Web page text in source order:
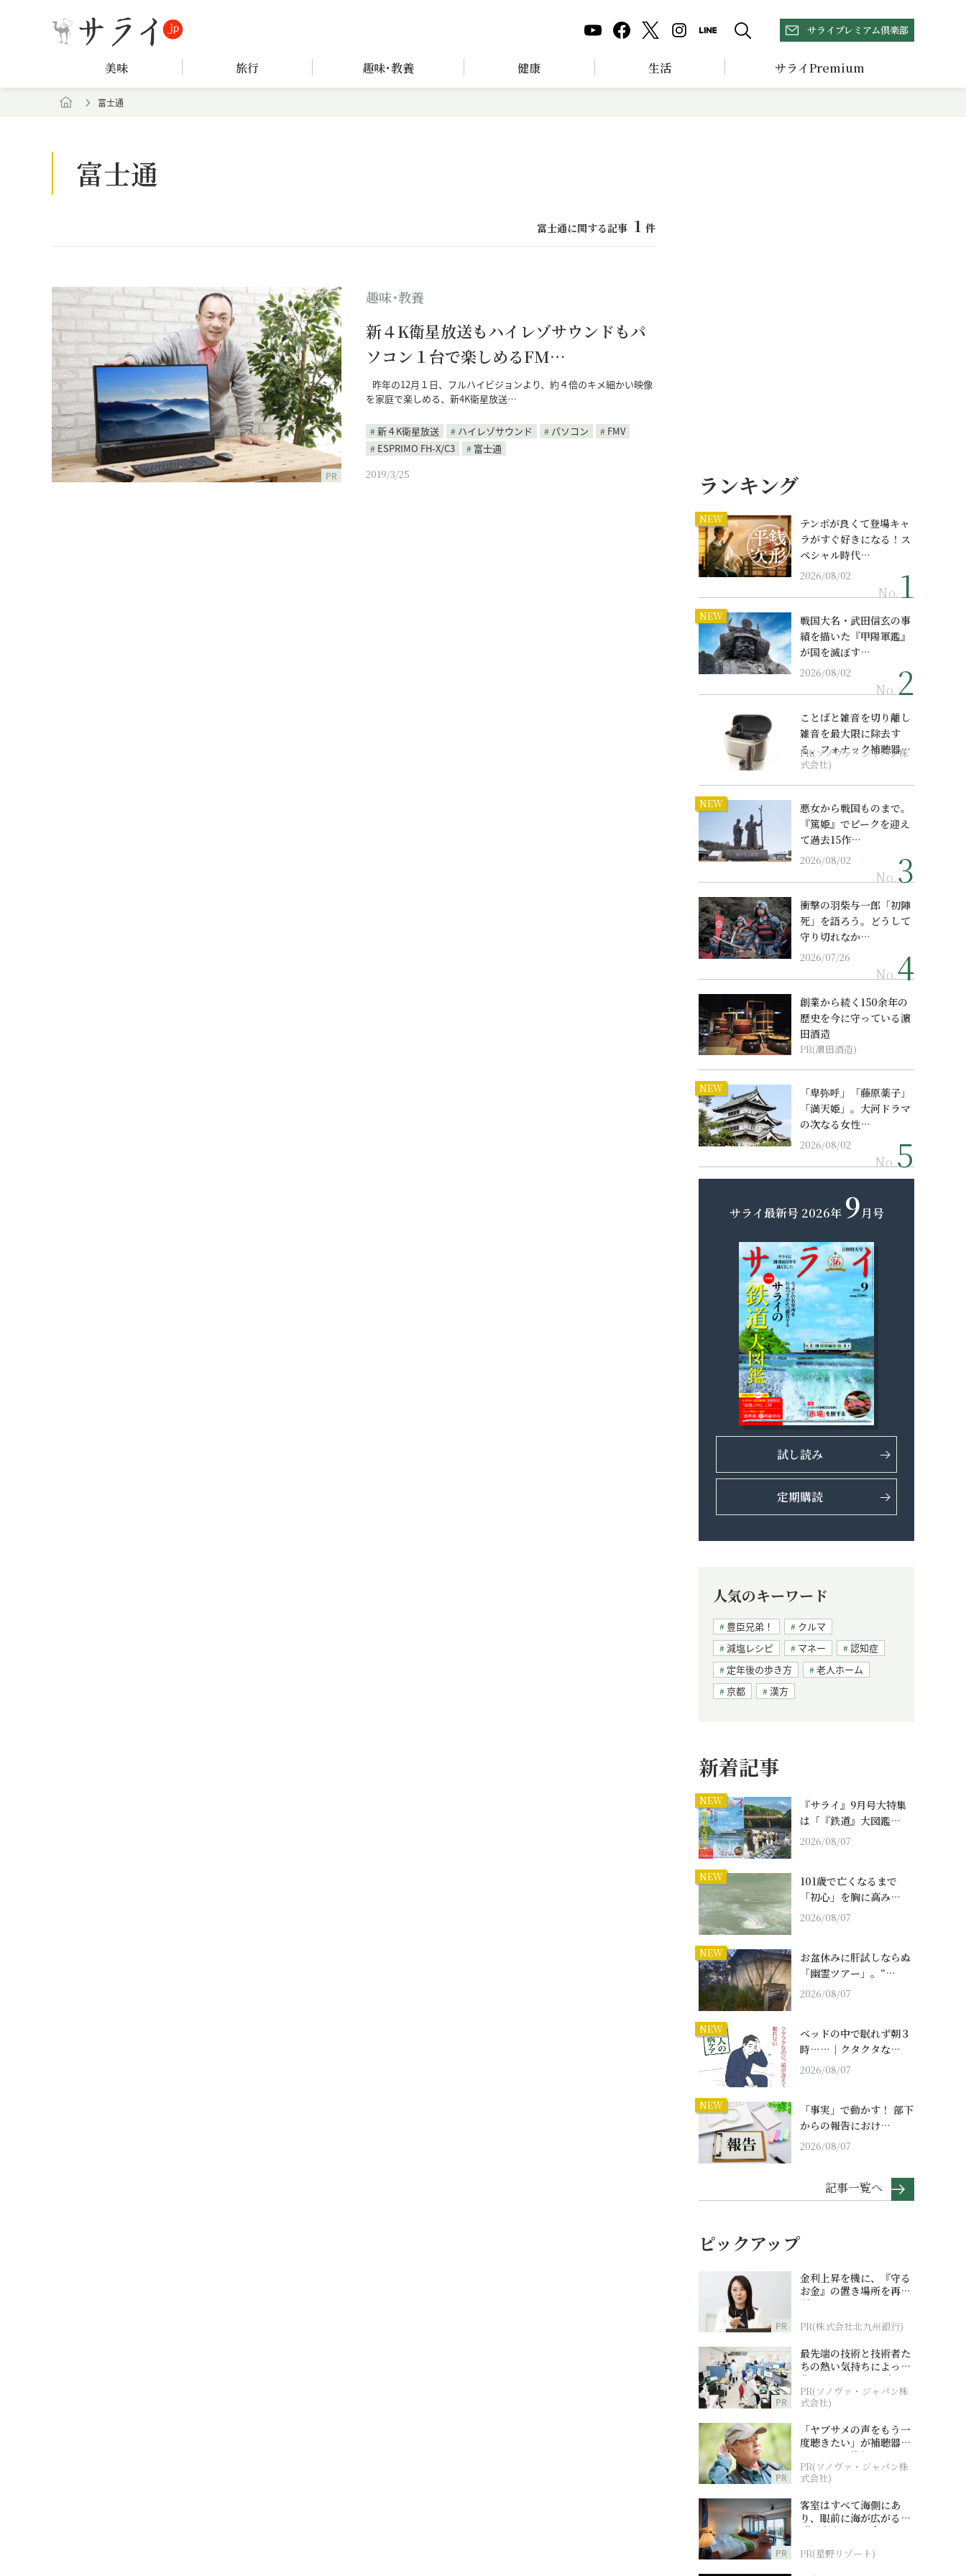
サライプレミアム倶楽部
美味 旅行 趣味･教養 健康 生活 サライPremium
富士通
富士通
富士通に関する記事 1 件
PR
趣味･教養
新４K衛星放送もハイレゾサウンドもパ
ソコン１台で楽しめるFM…
昨年の12月１日、フルハイビジョンより、約４倍のキメ細かい映像
を家庭で楽しめる、新4K衛星放送…
新４K衛星放送 ハイレゾサウンド パソコン
FMV
ESPRIMO FH-X/C3
富士通
2019/3/25
ランキング
NEW
テンポが良くて登場キャ
ラがすぐ好きになる！ス
ペシャル時代…
2026/08/02
No.
NEW
戦国大名・武田信玄の事
績を描いた『甲陽軍鑑』
が国を滅ぼす…
2026/08/02
No.
ことばと雑音を切り離し
雑音を最大限に除去す
る、フォナック補聴器の
最上位モデル
PR(ソノヴァ・ジャパン株
式会社)
NEW
悪女から戦国ものまで。
『篤姫』でピークを迎え
て過去15作…
2026/08/02
No.
衝撃の羽柴与一郎「初陣
死」を語ろう。どうして
守り切れなか…
2026/07/26
No.
創業から続く150余年の
歴史を今に守っている濵
田酒造
PR(濵田酒造)
NEW
「卑弥呼」「藤原薬子」
「満天姫」。大河ドラマ
の次なる女性…
2026/08/02
No.
サライ最新号 2026年 9月号
試し読み
定期購読
人気のキーワード
豊臣兄弟！
クルマ
減塩レシピ
マネー
認知症
定年後の歩き方
老人ホーム
京都
漢方
新着記事
NEW
『サライ』9月号大特集
は「『鉄道』大図鑑…
2026/08/07
NEW
101歳で亡くなるまで
「初心」を胸に高み…
2026/08/07
NEW
お盆休みに肝試しならぬ
「幽霊ツアー」。“…
2026/08/07
NEW
ベッドの中で眠れず朝３
時……｜クタクタな…
2026/08/07
NEW
「事実」で動かす！ 部下
からの報告におけ…
2026/08/07
記事一覧へ
ピックアップ
PR
金利上昇を機に、『守る
お金』の置き場所を再検
討
PR(株式会社北九州銀行)
PR
最先端の技術と技術者た
ちの熱い気持ちによって
作られているオーダーメ
イド補聴器
PR(ソノヴァ・ジャパン株
式会社)
PR
「ヤブサメの声をもう一
度聴きたい」が補聴器チ
ャレンジの後押しに
PR(ソノヴァ・ジャパン株
式会社)
PR
客室はすべて海側にあ
り、眼前に海が広がる
『西表島ホテル by 星野
PR(星野リゾート)